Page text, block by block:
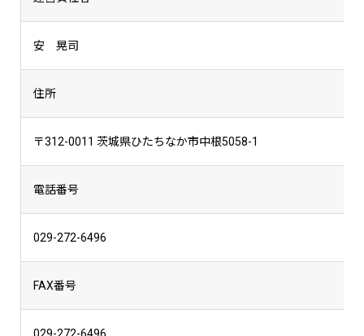
安 晃司
住所
〒312-0011 茨城県ひたちなか市中根5058-1
電話番号
029-272-6496
FAX番号
029-272-6496